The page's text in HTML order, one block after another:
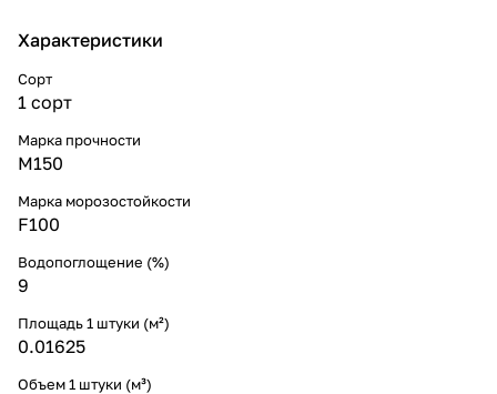
Характеристики
Сорт
1 сорт
Марка прочности
М150
Марка морозостойкости
F100
Водопоглощение (%)
9
Площадь 1 штуки (м²)
0.01625
Объем 1 штуки (м³)